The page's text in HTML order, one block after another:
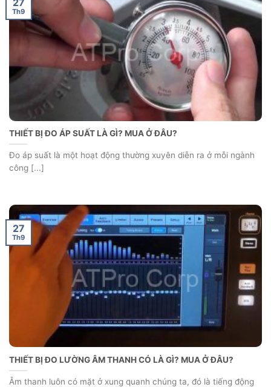
THIẾT BỊ ĐO ÁP SUẤT LÀ GÌ? MUA Ở ĐÂU?
Đo áp suất là một hoạt động thường xuyên diễn ra ở mỗi ngành
công [...]
Th9
THIẾT BỊ ĐO LƯỜNG ÂM THANH CÓ LÀ GÌ? MUA Ở ĐÂU?
Âm thanh luôn có mặt ở xung quanh chúng ta, đó là tiếng động
27
Th9